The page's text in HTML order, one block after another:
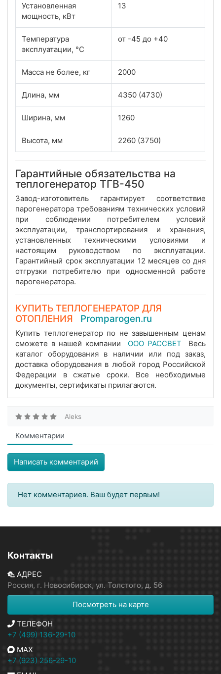
Установленная
мощность, кВт
13
Температура
эксплуатации, °С
от -45 до +40
Масса не более, кг 2000
Длина, мм 4350 (4730)
Ширина, мм 1260
Высота, мм 2260 (3750)
Гарантийные обязательства на
теплогенератор ТГВ-450
Завод-изготовитель гарантирует соответствие
парогенератора требованиям технических условий
при соблюдении потребителем условий
эксплуатации, транспортирования и хранения,
установленных техническими условиями и
настоящим руководством по эксплуатации.
Гарантийный срок эксплуатации 12 месяцев со дня
отгрузки потребителю при односменной работе
парогенератора.
КУПИТЬ ТЕПЛОГЕНЕРАТОР ДЛЯ
ОТОПЛЕНИЯ
Promparogen.ru
Купить теплогенератор по не завышенным ценам
сможете в нашей компании
ООО РАССВЕТ
Весь
каталог оборудования в наличии или под заказ,
доставка оборудования в любой город Российской
Федерации в сжатые сроки. Все необходимые
документы, сертификаты прилагаются.
Aleks
Комментарии
Написать комментарий
Нет комментариев. Ваш будет первым!
Контакты
АДРЕС
Россия, г. Новосибирск, ул. Толстого, д. 56
Посмотреть на карте
ТЕЛЕФОН
+7 (499) 136-29-10
MAX
+7 (923) 256-29-10